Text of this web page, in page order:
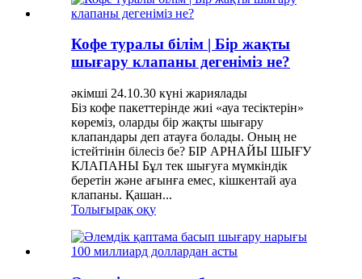
Кофе туралы білім | Бір жақты
шығару клапаны дегеніміз не?
әкімші 24.10.30 күні жариялады
Біз кофе пакеттерінде жиі «ауа тесіктерін»
көреміз, оларды бір жақты шығару
клапандары деп атауға болады. Оның не
істейтінін білесіз бе? БІР АРНАЙЫ ШЫҒУ
КЛАПАНЫ Бұл тек шығуға мүмкіндік
беретін және ағынға емес, кішкентай ауа
клапаны. Қашан...
Толығырақ оқу